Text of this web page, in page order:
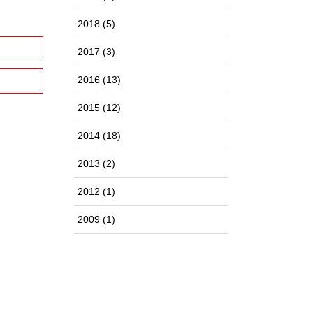
2018 (5)
2017 (3)
2016 (13)
2015 (12)
2014 (18)
2013 (2)
2012 (1)
2009 (1)